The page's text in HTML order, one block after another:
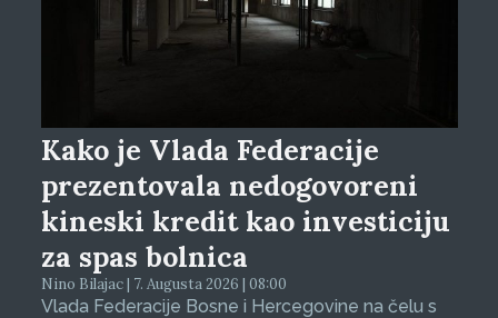
Kako je Vlada Federacije
prezentovala nedogovoreni
kineski kredit kao investiciju
za spas bolnica
Nino Bilajac | 7. Augusta 2026 | 08:00
Vlada Federacije Bosne i Hercegovine na čelu s